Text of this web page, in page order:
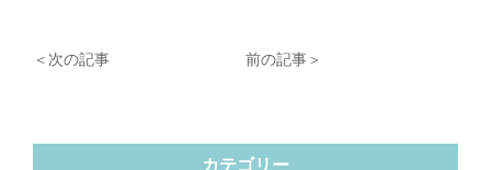
＜次の記事 前の記事＞
カテゴリー